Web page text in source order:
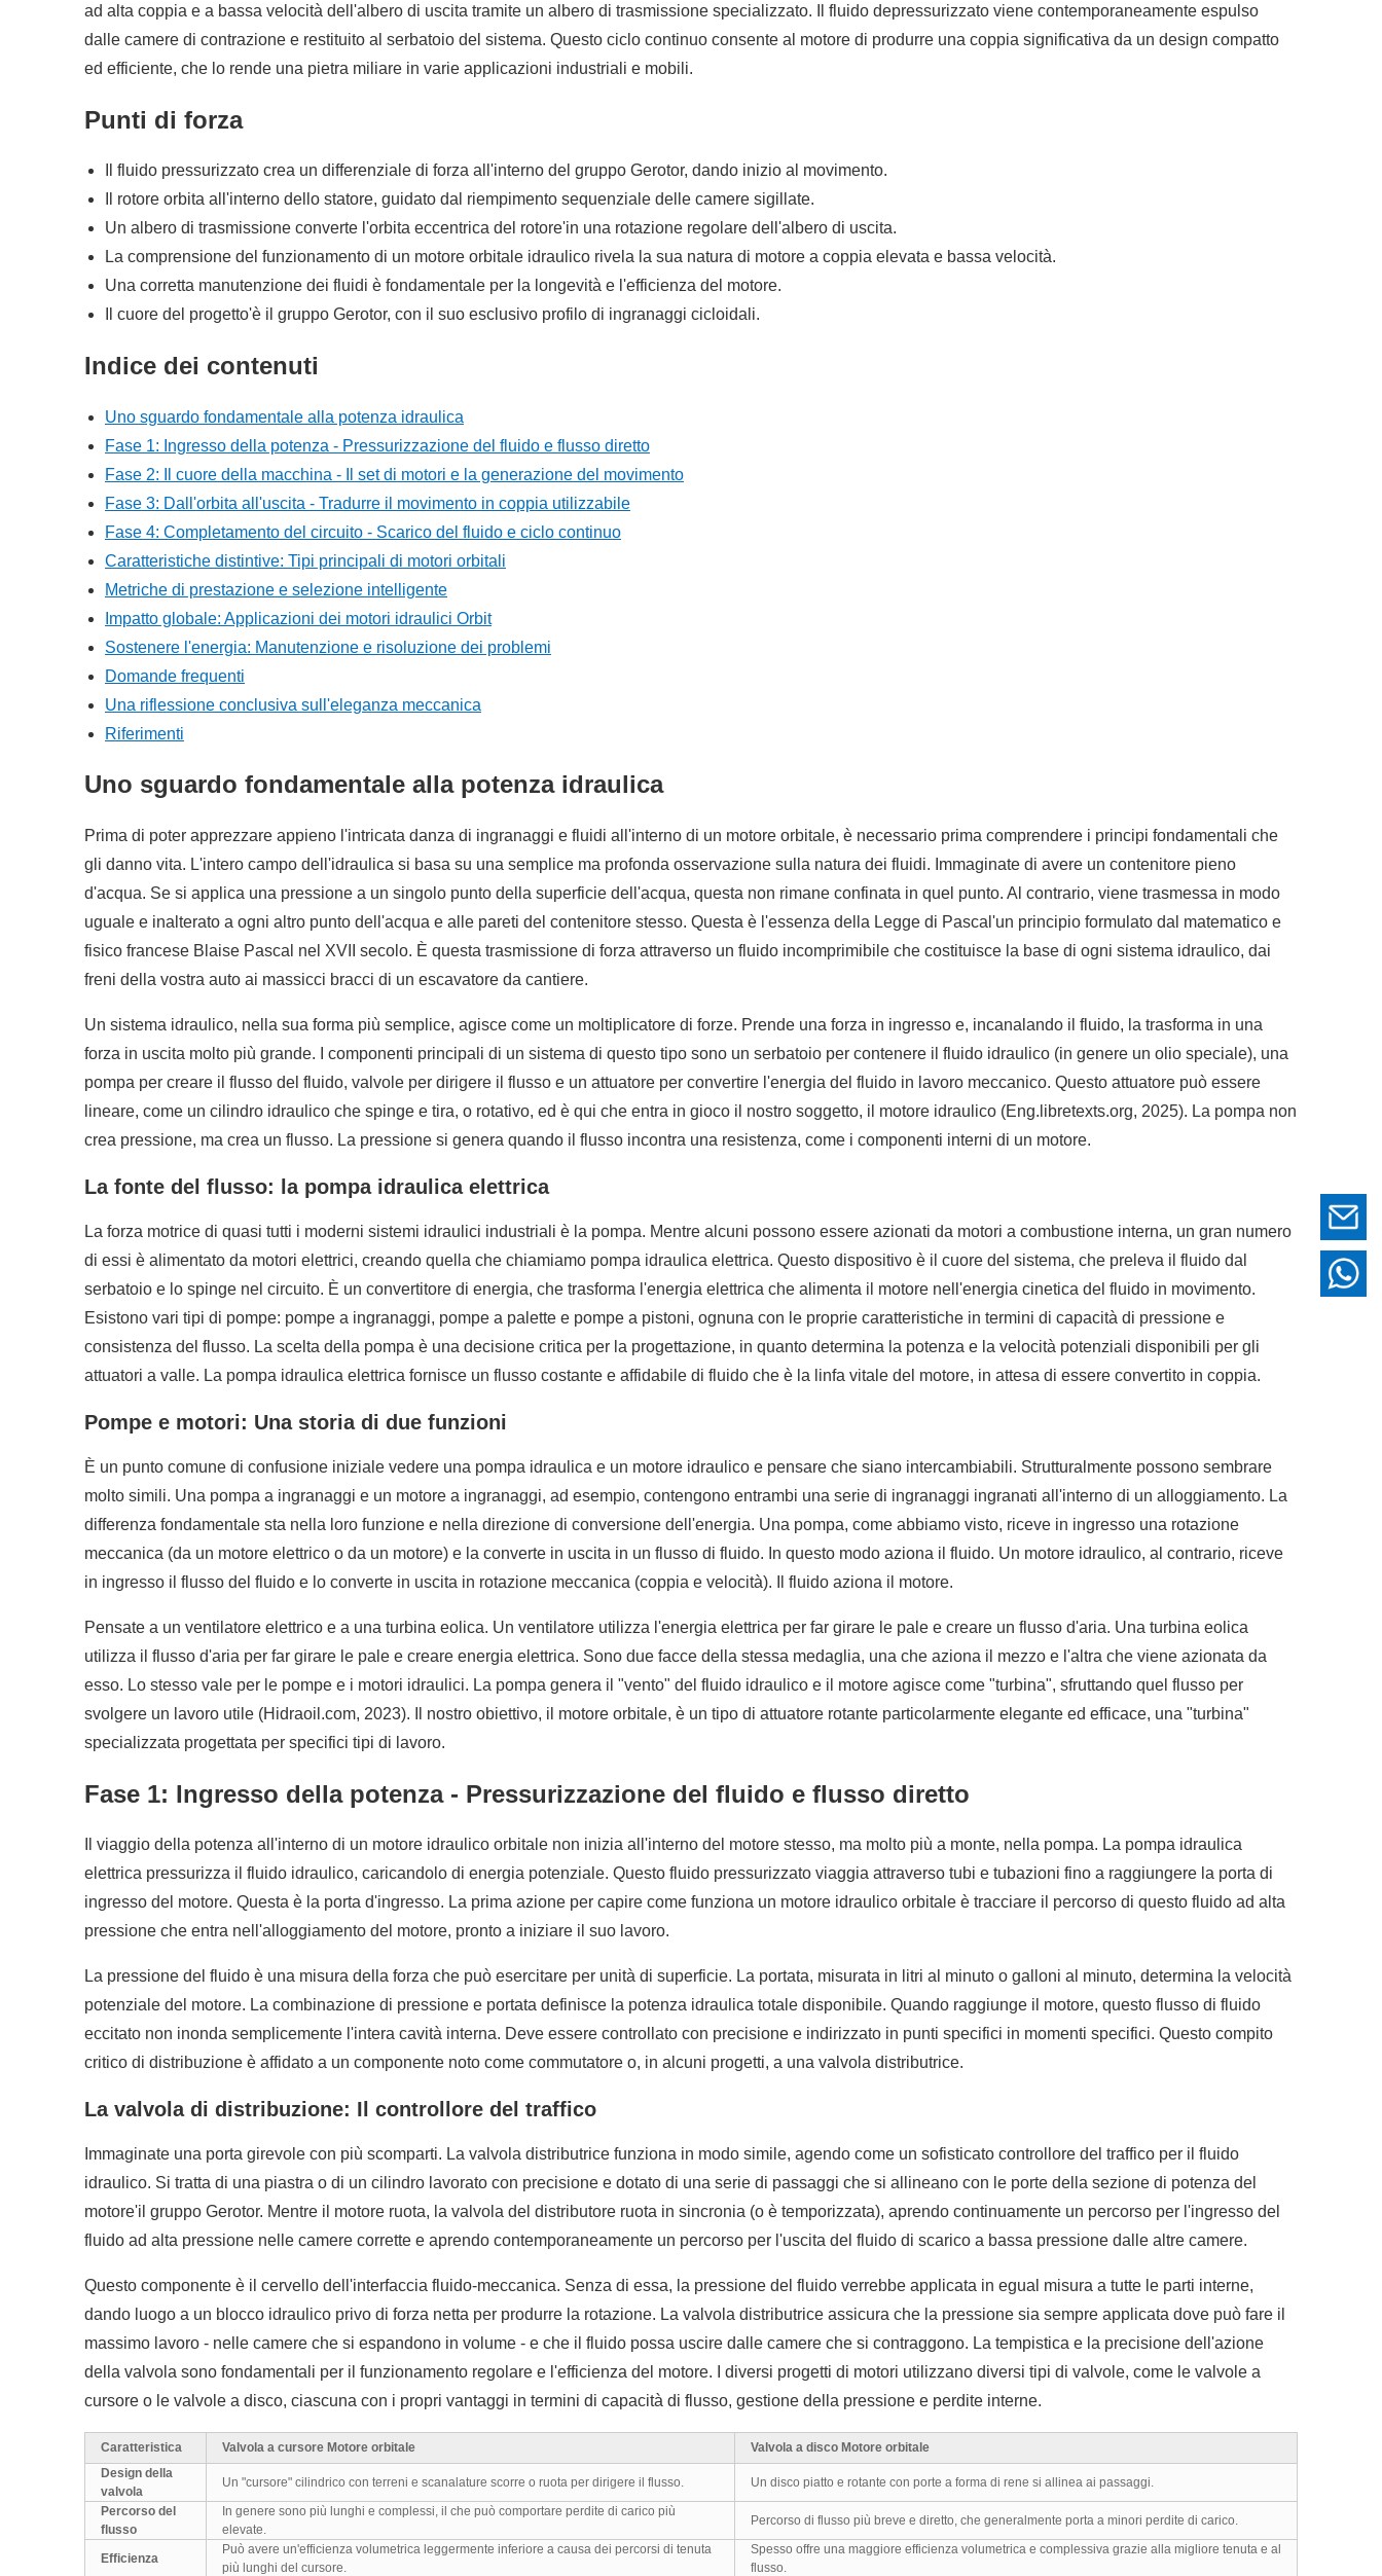
ad alta coppia e a bassa velocità dell'albero di uscita tramite un albero di trasmissione specializzato. Il fluido depressurizzato viene contemporaneamente espulso
dalle camere di contrazione e restituito al serbatoio del sistema. Questo ciclo continuo consente al motore di produrre una coppia significativa da un design compatto
ed efficiente, che lo rende una pietra miliare in varie applicazioni industriali e mobili.
Punti di forza
Il fluido pressurizzato crea un differenziale di forza all'interno del gruppo Gerotor, dando inizio al movimento.
Il rotore orbita all'interno dello statore, guidato dal riempimento sequenziale delle camere sigillate.
Un albero di trasmissione converte l'orbita eccentrica del rotore'in una rotazione regolare dell'albero di uscita.
La comprensione del funzionamento di un motore orbitale idraulico rivela la sua natura di motore a coppia elevata e bassa velocità.
Una corretta manutenzione dei fluidi è fondamentale per la longevità e l'efficienza del motore.
Il cuore del progetto'è il gruppo Gerotor, con il suo esclusivo profilo di ingranaggi cicloidali.
Indice dei contenuti
Uno sguardo fondamentale alla potenza idraulica
Fase 1: Ingresso della potenza - Pressurizzazione del fluido e flusso diretto
Fase 2: Il cuore della macchina - Il set di motori e la generazione del movimento
Fase 3: Dall'orbita all'uscita - Tradurre il movimento in coppia utilizzabile
Fase 4: Completamento del circuito - Scarico del fluido e ciclo continuo
Caratteristiche distintive: Tipi principali di motori orbitali
Metriche di prestazione e selezione intelligente
Impatto globale: Applicazioni dei motori idraulici Orbit
Sostenere l'energia: Manutenzione e risoluzione dei problemi
Domande frequenti
Una riflessione conclusiva sull'eleganza meccanica
Riferimenti
Uno sguardo fondamentale alla potenza idraulica
Prima di poter apprezzare appieno l'intricata danza di ingranaggi e fluidi all'interno di un motore orbitale, è necessario prima comprendere i principi fondamentali che
gli danno vita. L'intero campo dell'idraulica si basa su una semplice ma profonda osservazione sulla natura dei fluidi. Immaginate di avere un contenitore pieno
d'acqua. Se si applica una pressione a un singolo punto della superficie dell'acqua, questa non rimane confinata in quel punto. Al contrario, viene trasmessa in modo
uguale e inalterato a ogni altro punto dell'acqua e alle pareti del contenitore stesso. Questa è l'essenza della Legge di Pascal'un principio formulato dal matematico e
fisico francese Blaise Pascal nel XVII secolo. È questa trasmissione di forza attraverso un fluido incomprimibile che costituisce la base di ogni sistema idraulico, dai
freni della vostra auto ai massicci bracci di un escavatore da cantiere.
Un sistema idraulico, nella sua forma più semplice, agisce come un moltiplicatore di forze. Prende una forza in ingresso e, incanalando il fluido, la trasforma in una
forza in uscita molto più grande. I componenti principali di un sistema di questo tipo sono un serbatoio per contenere il fluido idraulico (in genere un olio speciale), una
pompa per creare il flusso del fluido, valvole per dirigere il flusso e un attuatore per convertire l'energia del fluido in lavoro meccanico. Questo attuatore può essere
lineare, come un cilindro idraulico che spinge e tira, o rotativo, ed è qui che entra in gioco il nostro soggetto, il motore idraulico (Eng.libretexts.org, 2025). La pompa non
crea pressione, ma crea un flusso. La pressione si genera quando il flusso incontra una resistenza, come i componenti interni di un motore.
La fonte del flusso: la pompa idraulica elettrica
La forza motrice di quasi tutti i moderni sistemi idraulici industriali è la pompa. Mentre alcuni possono essere azionati da motori a combustione interna, un gran numero
di essi è alimentato da motori elettrici, creando quella che chiamiamo pompa idraulica elettrica. Questo dispositivo è il cuore del sistema, che preleva il fluido dal
serbatoio e lo spinge nel circuito. È un convertitore di energia, che trasforma l'energia elettrica che alimenta il motore nell'energia cinetica del fluido in movimento.
Esistono vari tipi di pompe: pompe a ingranaggi, pompe a palette e pompe a pistoni, ognuna con le proprie caratteristiche in termini di capacità di pressione e
consistenza del flusso. La scelta della pompa è una decisione critica per la progettazione, in quanto determina la potenza e la velocità potenziali disponibili per gli
attuatori a valle. La pompa idraulica elettrica fornisce un flusso costante e affidabile di fluido che è la linfa vitale del motore, in attesa di essere convertito in coppia.
Pompe e motori: Una storia di due funzioni
È un punto comune di confusione iniziale vedere una pompa idraulica e un motore idraulico e pensare che siano intercambiabili. Strutturalmente possono sembrare
molto simili. Una pompa a ingranaggi e un motore a ingranaggi, ad esempio, contengono entrambi una serie di ingranaggi ingranati all'interno di un alloggiamento. La
differenza fondamentale sta nella loro funzione e nella direzione di conversione dell'energia. Una pompa, come abbiamo visto, riceve in ingresso una rotazione
meccanica (da un motore elettrico o da un motore) e la converte in uscita in un flusso di fluido. In questo modo aziona il fluido. Un motore idraulico, al contrario, riceve
in ingresso il flusso del fluido e lo converte in uscita in rotazione meccanica (coppia e velocità). Il fluido aziona il motore.
Pensate a un ventilatore elettrico e a una turbina eolica. Un ventilatore utilizza l'energia elettrica per far girare le pale e creare un flusso d'aria. Una turbina eolica
utilizza il flusso d'aria per far girare le pale e creare energia elettrica. Sono due facce della stessa medaglia, una che aziona il mezzo e l'altra che viene azionata da
esso. Lo stesso vale per le pompe e i motori idraulici. La pompa genera il "vento" del fluido idraulico e il motore agisce come "turbina", sfruttando quel flusso per
svolgere un lavoro utile (Hidraoil.com, 2023). Il nostro obiettivo, il motore orbitale, è un tipo di attuatore rotante particolarmente elegante ed efficace, una "turbina"
specializzata progettata per specifici tipi di lavoro.
Fase 1: Ingresso della potenza - Pressurizzazione del fluido e flusso diretto
Il viaggio della potenza all'interno di un motore idraulico orbitale non inizia all'interno del motore stesso, ma molto più a monte, nella pompa. La pompa idraulica
elettrica pressurizza il fluido idraulico, caricandolo di energia potenziale. Questo fluido pressurizzato viaggia attraverso tubi e tubazioni fino a raggiungere la porta di
ingresso del motore. Questa è la porta d'ingresso. La prima azione per capire come funziona un motore idraulico orbitale è tracciare il percorso di questo fluido ad alta
pressione che entra nell'alloggiamento del motore, pronto a iniziare il suo lavoro.
La pressione del fluido è una misura della forza che può esercitare per unità di superficie. La portata, misurata in litri al minuto o galloni al minuto, determina la velocità
potenziale del motore. La combinazione di pressione e portata definisce la potenza idraulica totale disponibile. Quando raggiunge il motore, questo flusso di fluido
eccitato non inonda semplicemente l'intera cavità interna. Deve essere controllato con precisione e indirizzato in punti specifici in momenti specifici. Questo compito
critico di distribuzione è affidato a un componente noto come commutatore o, in alcuni progetti, a una valvola distributrice.
La valvola di distribuzione: Il controllore del traffico
Immaginate una porta girevole con più scomparti. La valvola distributrice funziona in modo simile, agendo come un sofisticato controllore del traffico per il fluido
idraulico. Si tratta di una piastra o di un cilindro lavorato con precisione e dotato di una serie di passaggi che si allineano con le porte della sezione di potenza del
motore'il gruppo Gerotor. Mentre il motore ruota, la valvola del distributore ruota in sincronia (o è temporizzata), aprendo continuamente un percorso per l'ingresso del
fluido ad alta pressione nelle camere corrette e aprendo contemporaneamente un percorso per l'uscita del fluido di scarico a bassa pressione dalle altre camere.
Questo componente è il cervello dell'interfaccia fluido-meccanica. Senza di essa, la pressione del fluido verrebbe applicata in egual misura a tutte le parti interne,
dando luogo a un blocco idraulico privo di forza netta per produrre la rotazione. La valvola distributrice assicura che la pressione sia sempre applicata dove può fare il
massimo lavoro - nelle camere che si espandono in volume - e che il fluido possa uscire dalle camere che si contraggono. La tempistica e la precisione dell'azione
della valvola sono fondamentali per il funzionamento regolare e l'efficienza del motore. I diversi progetti di motori utilizzano diversi tipi di valvole, come le valvole a
cursore o le valvole a disco, ciascuna con i propri vantaggi in termini di capacità di flusso, gestione della pressione e perdite interne.
Caratteristica Valvola a cursore Motore orbitale
Valvola a disco Motore orbitale
Design della
valvola
Un "cursore" cilindrico con terreni e scanalature scorre o ruota per dirigere il flusso.
Un disco piatto e rotante con porte a forma di rene si allinea ai passaggi.
Percorso del
flusso
In genere sono più lunghi e complessi, il che può comportare perdite di carico più
elevate.
Percorso di flusso più breve e diretto, che generalmente porta a minori perdite di carico.
Efficienza
Può avere un'efficienza volumetrica leggermente inferiore a causa dei percorsi di tenuta
più lunghi del cursore.
Spesso offre una maggiore efficienza volumetrica e complessiva grazie alla migliore tenuta e al
flusso.